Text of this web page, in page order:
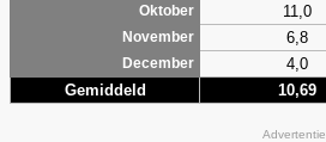
Oktober
11,0
November
6,8
December
4,0
Gemiddeld 10,69
Advertentie